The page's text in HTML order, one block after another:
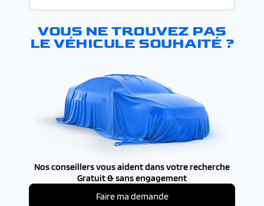
VOUS NE TROUVEZ PAS
LE VÉHICULE SOUHAITÉ ?
Nos conseillers vous aident dans votre recherche
Gratuit & sans engagement
Faire ma demande